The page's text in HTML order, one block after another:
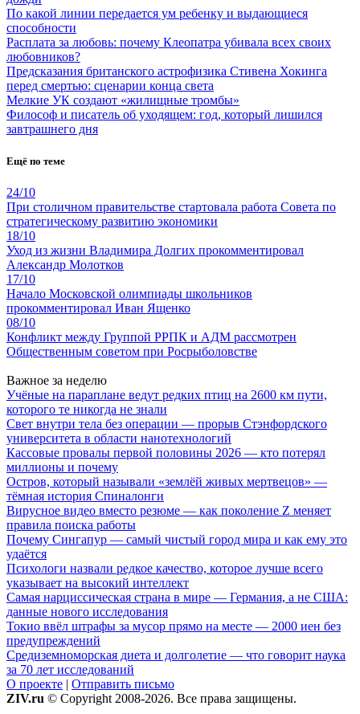
По какой линии передается ум ребенку и выдающиеся
способности
Расплата за любовь: почему Клеопатра убивала всех своих
любовников?
Предсказания британского астрофизика Стивена Хокинга
перед смертью: сценарии конца света
Мелкие УК создают «жилищные тромбы»
Философ и писатель об уходящем: год, который лишился
завтрашнего дня
Ещё по теме
24/10
При столичном правительстве стартовала работа Совета по
стратегическому развитию экономики
18/10
Уход из жизни Владимира Долгих прокомментировал
Александр Молотков
17/10
Начало Московской олимпиады школьников
прокомментировал Иван Ященко
08/10
Конфликт между Группой РРПК и АДМ рассмотрен
Общественным советом при Росрыболовстве
Важное за неделю
Учёные на параплане ведут редких птиц на 2600 км пути,
которого те никогда не знали
Свет внутри тела без операции — прорыв Стэнфордского
университета в области нанотехнологий
Кассовые провалы первой половины 2026 — кто потерял
миллионы и почему
Остров, который называли «землёй живых мертвецов» —
тёмная история Спиналонги
Вирусное видео вместо резюме — как поколение Z меняет
правила поиска работы
Почему Сингапур — самый чистый город мира и как ему это
удаётся
Психологи назвали редкое качество, которое лучше всего
указывает на высокий интеллект
Самая нарциссическая страна в мире — Германия, а не США:
данные нового исследования
Токио ввёл штрафы за мусор прямо на месте — 2000 иен без
предупреждений
Средиземноморская диета и долголетие — что говорит наука
за 70 лет исследований
О проекте | Отправить письмо
ZIV.ru © Copyright 2008-2026. Все права защищены.